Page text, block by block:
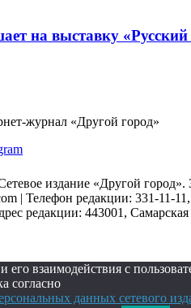
на выставку «Русский
журнал «Другой город»
издание «Другой город».
| Телефон редакции: 331-11-
редакции: 443001,
его взаимодействия с
согласно
данных сетевого